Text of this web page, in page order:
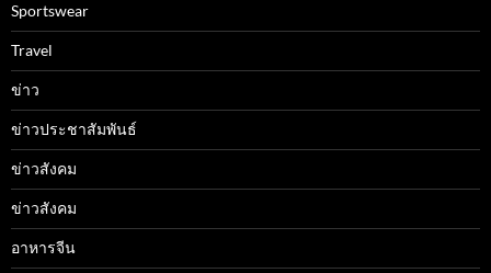
Sportswear
Travel
ข่าว
ข่าวประชาสัมพันธ์
ข่าวสังคม
ข่าวสังคม
อาหารจีน